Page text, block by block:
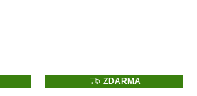
Z
D
ZDARMA